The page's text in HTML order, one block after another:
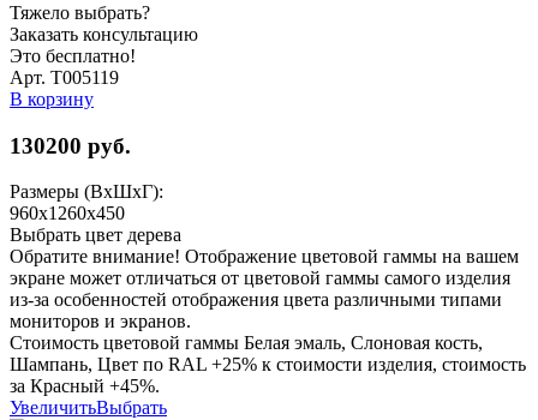
Тяжело выбрать?
Заказать консультацию
Это бесплатно!
Арт. Т005119
В корзину
130200 руб.
Размеры (ВхШхГ):
960x1260x450
Выбрать цвет дерева
Обратите внимание! Отображение цветовой гаммы на вашем
экране может отличаться от цветовой гаммы самого изделия
из-за особенностей отображения цвета различными типами
мониторов и экранов.
Стоимость цветовой гаммы Белая эмаль, Слоновая кость,
Шампань, Цвет по RAL +25% к стоимости изделия, стоимость
за Красный +45%.
УвеличитьВыбрать